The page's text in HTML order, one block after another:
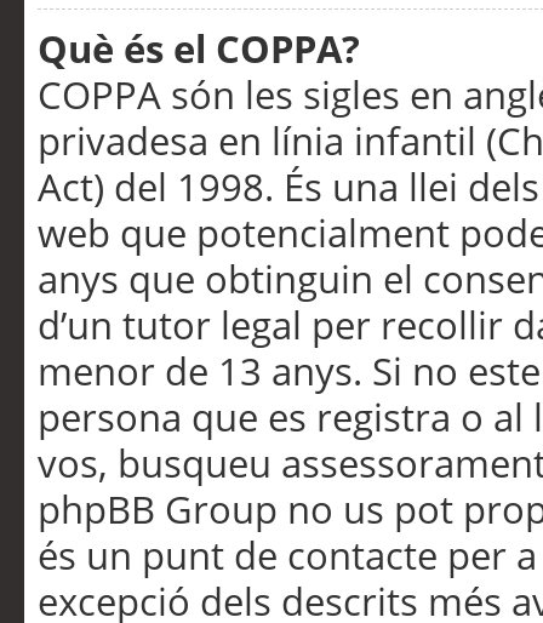
Què és el COPPA?
COPPA són les sigles en
privadesa en línia infantil
Act) del 1998. És una llei
web que potencialment
anys que obtinguin el
d’un tutor legal per recollir
menor de 13 anys. Si no
persona que es registra o
vos, busqueu
phpBB Group no us pot
és un punt de contacte per
excepció dels descrits més